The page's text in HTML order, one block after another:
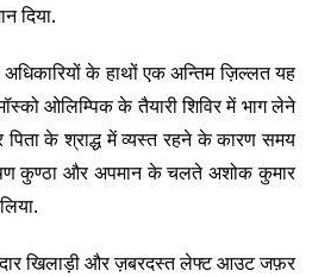
दिया.
के हाथों एक अन्तिम ज़िल्लत यह
ओलिम्पिक के तैयारी शिविर में भाग लेने
पिता के श्राद्ध में व्यस्त रहने के कारण समय
कुण्ठा और अपमान के चलते अशोक कुमार
खिलाड़ी और ज़बरदस्त लेफ्ट आउट जफ़र